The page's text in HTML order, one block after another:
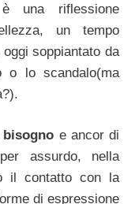
una riflessione
un tempo
soppiantato da
o lo scandalo(ma
bisogno e ancor di
assurdo, nella
il contatto con la
di espressione